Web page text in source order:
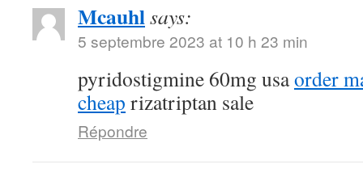
Mcauhlsays:
5 septembre 2023 at 10 h 23 min
pyridostigmine 60mg usaorder
cheap rizatriptan sale
Répondre